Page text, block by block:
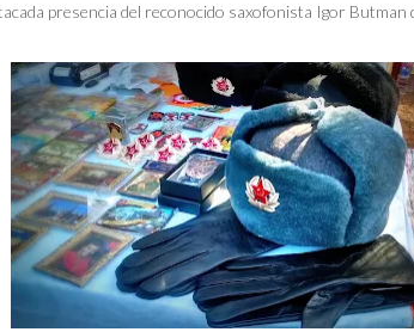
presencia del reconocido saxofonista Igor